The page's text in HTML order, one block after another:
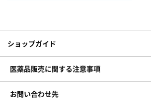
ショップガイド
医薬品販売に関する注意事項
お問い合わせ先